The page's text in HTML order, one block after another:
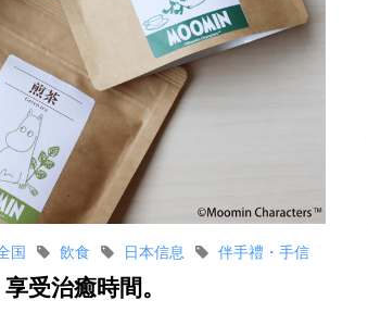
国 伴手禮・手信
日本信息
飲食
受治癒時間。